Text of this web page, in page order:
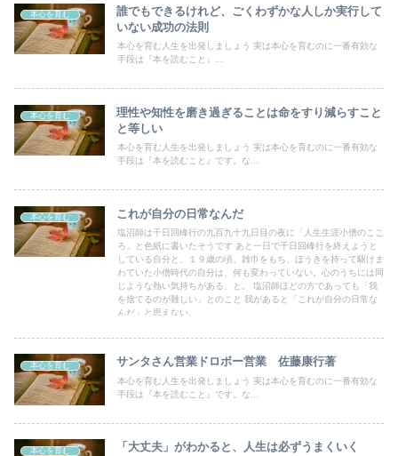
本心を育む
誰でもできるけれど、ごくわずかな人しか実行して
いない成功の法則
本心を育む人生を出発しましょう 実は本心を育むのに一番有効な
手段は『本を読むこと』...
本心を育む
理性や知性を磨き過ぎることは命をすり減らすこと
と等しい
本心を育む人生を出発しましょう 実は本心を育むのに一番有効な
手段は『本を読むこと』です。な...
本心を育む これが自分の日常なんだ
塩沼師は千日回峰行の九百九十九日目の夜に「人生生涯小僧のここ
ろ」と色紙に書いたそうです あと一日で千日回峰行を終えようと
している自分と、１９歳の頃、雑巾をもち、ほうきを持って駆けま
わていた小僧時代の自分は、何も変わっていない。心のうちには同
じような熱い気持ちがある、と。 塩沼師ほどの方であっても「我
を捨てるのが難しい」とのこと 我があると「これが自分の日常な
んだ」と思えない。
本心を育む サンタさん営業ドロボー営業 佐藤康行著
本心を育む人生を出発しましょう 実は本心を育むのに一番有効な
手段は『本を読むこと』です。な...
本心を育む 「大丈夫」がわかると、人生は必ずうまくいく